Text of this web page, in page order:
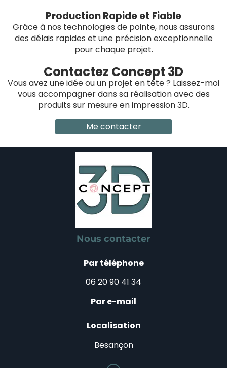
Production Rapide et Fiable
Grâce à nos technologies de pointe, nous assurons
des délais rapides et une précision exceptionnelle
pour chaque projet.
Contactez Concept 3D
Vous avez une idée ou un projet en tête ? Laissez-moi
vous accompagner dans sa réalisation avec des
produits sur mesure en impression 3D.
Me contacter
Nous contacter
Par téléphone
06 20 90 41 34
Par e-mail
Localisation
Besançon